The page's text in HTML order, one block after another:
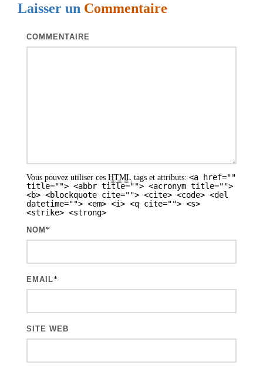
a
Laisser un Commentaire
COMMENTAIRE
Vous pouvez utiliser ces HTML tags et attributs: <a href=""
title=""> <abbr title=""> <acronym title="">
<b> <blockquote cite=""> <cite> <code> <del
datetime=""> <em> <i> <q cite=""> <s>
<strike> <strong>
NOM *
EMAIL*
SITE WEB